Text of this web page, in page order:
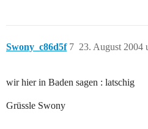
Swony_c86d5f 23. August 2004
7
wir hier in Baden sagen : latschig
Grüssle Swony